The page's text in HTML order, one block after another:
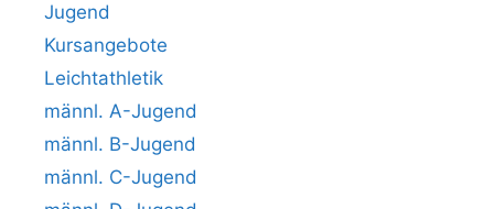
Jugend
Kursangebote
Leichtathletik
männl. A-Jugend
männl. B-Jugend
männl. C-Jugend